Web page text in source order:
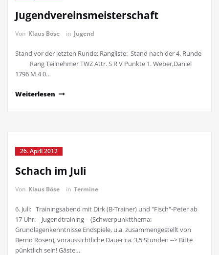
Jugendvereinsmeisterschaft
Von Klaus Böse in Jugend
Stand vor der letzten Runde: Rangliste: Stand nach der 4. Runde
Rang Teilnehmer TWZ Attr. S R V Punkte 1. Weber,Daniel
1796 M 4 0…
Weiterlesen
26. April 2012
Schach im Juli
Von Klaus Böse in Termine
6. Juli: Trainingsabend mit Dirk (B-Trainer) und "Fisch"-Peter ab
17 Uhr: Jugendtraining – (Schwerpunktthema:
Grundlagenkenntnisse Endspiele, u.a. zusammengestellt von
Bernd Rosen), voraussichtliche Dauer ca. 3,5 Stunden --> Bitte
pünktlich sein! Gäste…